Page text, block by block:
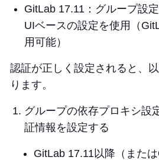
GitLab 17.11：グループ設
UIベースの設定を使用（
用可能）
認証が正しく設定されると、
ります。
グループの依存プロキシ設
証情報を設定する
GitLab 17.11以降（また